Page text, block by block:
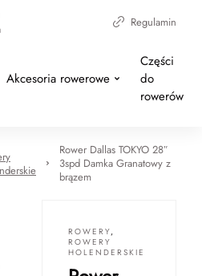
Regulamin
Akcesoria rowerowe
Części
do
rowerów
Rower Dallas TOKYO 28″
3spd Damka Granatowy z
brązem
ROWERY,
ROWERY
HOLENDERSKIE